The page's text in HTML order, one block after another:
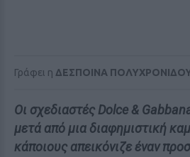
Γράφει η ΔΕΣΠΟΙΝΑ
Οι σχεδιαστές Dolce &
μετά από μια διαφημιστική
κάποιους απεικόνιζε έναν